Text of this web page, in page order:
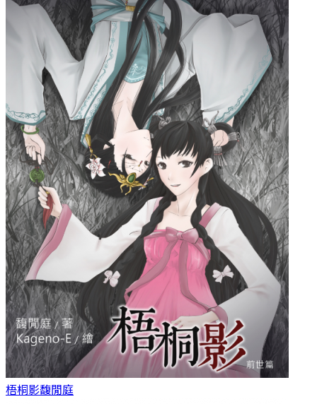
梧桐影馥閒庭